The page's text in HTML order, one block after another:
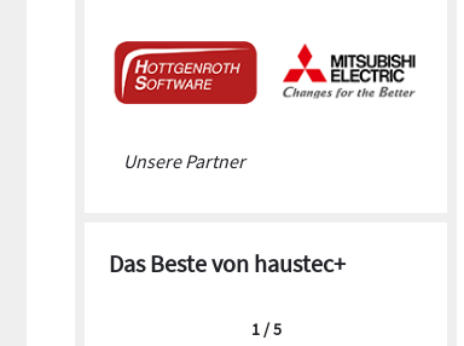
Unsere Partner
Das Beste von haustec+
1 / 5